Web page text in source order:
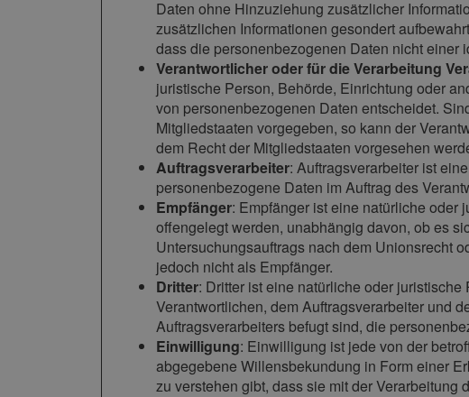
Daten ohne Hinzuziehung zusätzlicher
zusätzlichen Informationen gesondert
dass die personenbezogenen Daten nicht
Verantwortlicher oder für die Verarbeitung
juristische Person, Behörde, Einrichtung oder
von personenbezogenen Daten entscheidet.
Mitgliedstaaten vorgegeben, so kann der
dem Recht der Mitgliedstaaten vorgesehen
Auftragsverarbeiter: Auftragsverarbeiter ist
personenbezogene Daten im Auftrag des
Empfänger: Empfänger ist eine natürliche oder
offengelegt werden, unabhängig davon, ob es
Untersuchungsauftrags nach dem Unionsrecht
jedoch nicht als Empfänger.
Dritter: Dritter ist eine natürliche oder
Verantwortlichen, dem Auftragsverarbeiter und
Auftragsverarbeiters befugt sind, die
Einwilligung: Einwilligung ist jede von der
abgegebene Willensbekundung in Form einer
zu verstehen gibt, dass sie mit der